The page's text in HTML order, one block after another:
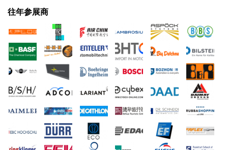
往年参展商